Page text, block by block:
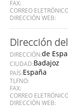
FAX:
CORREO
DIRECCIÓN WEB:
Dirección
DIRECCIÓN:de
CIUDAD:Badajoz
PAÍS:España
TLFNO:
FAX:
CORREO
DIRECCIÓN WEB: